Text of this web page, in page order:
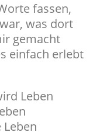
fassen,
was dort
gemacht
einfach erlebt
Leben